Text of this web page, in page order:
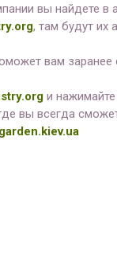
вы найдете в
, там будут их
вам
и
вы всегда